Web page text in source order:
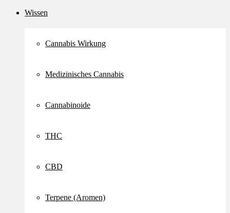
Wissen
Cannabis Wirkung
Medizinisches Cannabis
Cannabinoide
THC
CBD
Terpene (Aromen)